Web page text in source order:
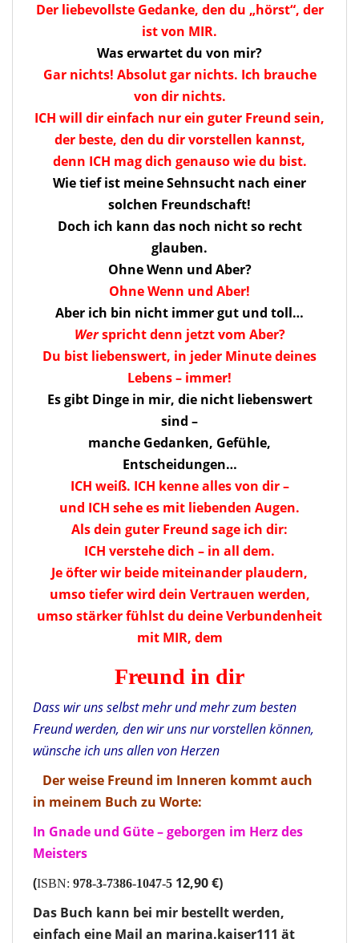
Der liebevollste Gedanke, den du „hörst“, der
ist von MIR.
Was erwartet du von mir?
Gar nichts! Absolut gar nichts. Ich brauche
von dir nichts.
ICH will dir einfach nur ein guter Freund sein,
der beste, den du dir vorstellen kannst,
denn ICH mag dich genauso wie du bist.
Wie tief ist meine Sehnsucht nach einer
solchen Freundschaft!
Doch ich kann das noch nicht so recht
glauben.
Ohne Wenn und Aber?
Ohne Wenn und Aber!
Aber ich bin nicht immer gut und toll…
Werspricht denn jetzt vom Aber?
Du bist liebenswert, in jeder Minute deines
Lebens – immer!
Es gibt Dinge in mir, die nicht liebenswert
sind –
manche Gedanken, Gefühle,
Entscheidungen…
ICH weiß. ICH kenne alles von dir –
und ICH sehe es mit liebenden Augen.
Als dein guter Freund sage ich dir:
ICH verstehe dich – in all dem.
Je öfter wir beide miteinander plaudern,
umso tiefer wird dein Vertrauen werden,
umso stärker fühlst du deine Verbundenheit
mit MIR, dem
Freund in dir
Dass wir uns selbst mehr und mehr zum besten
Freund werden, den wir uns nur vorstellen können,
wünsche ich uns allen von Herzen
Der weise Freund im Inneren kommt auch
in meinem Buch zu Worte:
In Gnade und Güte – geborgen im Herz des
Meisters
(ISBN: 978-3-7386-1047-5 12,90 €)
Das Buch kann bei mir bestellt werden,
einfach eine Mail an marina.kaiser111 ät